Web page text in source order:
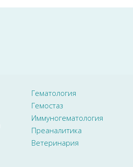
Гематология
Гемостаз
Иммуногематология
Преаналитика
Ветеринария